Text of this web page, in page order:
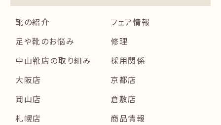
靴の紹介
フェア情報
足や靴のお悩み
修理
中山靴店の取り組み
採用関係
大阪店
京都店
岡山店
倉敷店
札幌店
商品情報